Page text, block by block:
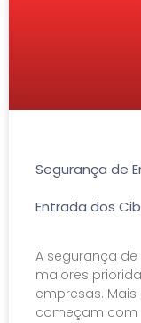
Segurança de
Entrada dos
A segurança
maiores
empresas.
começam com